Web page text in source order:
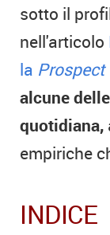
sotto il
nell'articolo
la Prospect
alcune
quotidiana,
empiriche
INDICE